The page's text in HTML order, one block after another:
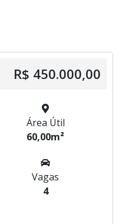
R$ 450.000,00
Área Útil
60,00m²
Vagas
4